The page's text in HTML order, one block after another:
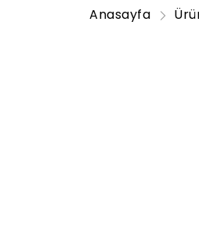
Anasayfa